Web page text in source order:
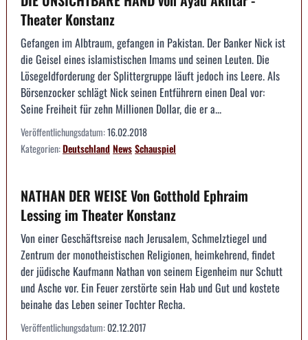
Theater Konstanz
Gefangen im Albtraum, gefangen in Pakistan. Der Banker Nick ist
die Geisel eines islamistischen Imams und seinen Leuten. Die
Lösegeldforderung der Splittergruppe läuft jedoch ins Leere. Als
Börsenzocker schlägt Nick seinen Entführern einen Deal vor:
Seine Freiheit für zehn Millionen Dollar, die er a...
Veröffentlichungsdatum:16.02.2018
Kategorien:DeutschlandNewsSchauspiel
NATHAN DER WEISE Von Gotthold Ephraim
Lessing im Theater Konstanz
Von einer Geschäftsreise nach Jerusalem, Schmelztiegel und
Zentrum der monotheistischen Religionen, heimkehrend, findet
der jüdische Kaufmann Nathan von seinem Eigenheim nur Schutt
und Asche vor. Ein Feuer zerstörte sein Hab und Gut und kostete
beinahe das Leben seiner Tochter Recha.
Veröffentlichungsdatum:02.12.2017